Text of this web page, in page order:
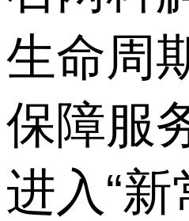
生命周
保障服
进入“新